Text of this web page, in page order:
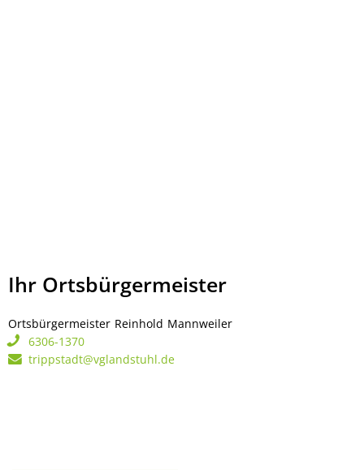
Ihr Ortsbürgermeister
Ortsbürgermeister Reinhold Mannweiler
6306-1370
trippstadt@vglandstuhl.de